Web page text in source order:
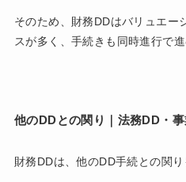
そのため、財務DDはバリュエー
スが多く、手続きも同時進行で
他のDDとの関り｜法務DD・
財務DDは、他のDD手続との関り